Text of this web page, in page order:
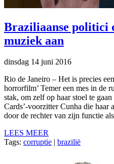
Braziliaanse politici
muziek aan
dinsdag 14 juni 2016
Rio de Janeiro – Het is precies
horrorfilm’ Temer een mes in de
stak, om zelf op haar stoel te
Cards’-voorzitter Cunha die
door de rechter van zijn functie
LEES MEER
Tags: corruptie brazilië